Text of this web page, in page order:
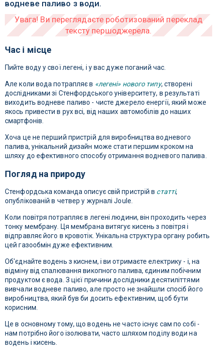
водневе паливо з води.
Час і місце
Пийте воду у свої легені, і у вас дуже поганий час.
Але коли вода потрапляє в «легені» нового типу, створені
дослідниками зі Стенфордського університету, в результаті
виходить водневе паливо - чисте джерело енергії, який може
якось привести в рух всі, від наших автомобілів до наших
смартфонів.
Хоча це не перший пристрій для виробництва водневого
палива, унікальний дизайн може стати першим кроком на
шляху до ефективного способу отримання водневого палива.
Погляд на природу
Стенфордська команда описує свій пристрій в статті,
опублікованій в четвер у журналі Joule.
Коли повітря потрапляє в легені людини, він проходить через
тонку мембрану. Ця мембрана витягує кисень з повітря і
відправляє його в кровотік. Унікальна структура органу робить
цей газообмін дуже ефективним.
Об'єднайте водень з киснем, і ви отримаєте електрику - і, на
відміну від спалювання викопного палива, єдиним побічним
продуктом є вода. З цієї причини дослідники десятиліттями
вивчали водневе паливо, але просто не знайшли спосіб його
виробництва, який був би досить ефективним, щоб бути
корисним.
Це в основному тому, що водень не часто існує сам по собі -
нам потрібно його ізолювати, часто шляхом поділу води на
водень і кисень.